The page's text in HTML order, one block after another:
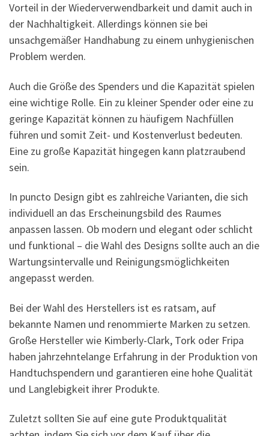
Vorteil in der Wiederverwendbarkeit und damit auch in
der Nachhaltigkeit. Allerdings können sie bei
unsachgemäßer Handhabung zu einem unhygienischen
Problem werden.
Auch die Größe des Spenders und die Kapazität spielen
eine wichtige Rolle. Ein zu kleiner Spender oder eine zu
geringe Kapazität können zu häufigem Nachfüllen
führen und somit Zeit- und Kostenverlust bedeuten.
Eine zu große Kapazität hingegen kann platzraubend
sein.
In puncto Design gibt es zahlreiche Varianten, die sich
individuell an das Erscheinungsbild des Raumes
anpassen lassen. Ob modern und elegant oder schlicht
und funktional – die Wahl des Designs sollte auch an die
Wartungsintervalle und Reinigungsmöglichkeiten
angepasst werden.
Bei der Wahl des Herstellers ist es ratsam, auf
bekannte Namen und renommierte Marken zu setzen.
Große Hersteller wie Kimberly-Clark, Tork oder Fripa
haben jahrzehntelange Erfahrung in der Produktion von
Handtuchspendern und garantieren eine hohe Qualität
und Langlebigkeit ihrer Produkte.
Zuletzt sollten Sie auf eine gute Produktqualität